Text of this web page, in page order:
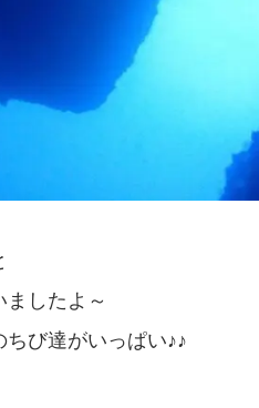
したよ～
び達がいっぱい♪♪